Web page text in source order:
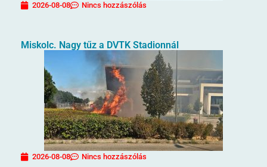
2026-08-08 Nincs hozzászólás
Miskolc. Nagy tűz a DVTK Stadionnál
2026-08-08 Nincs hozzászólás